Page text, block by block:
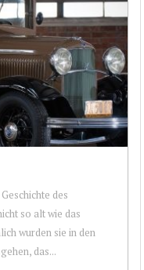
des
so alt wie das
wurden sie in den
das...